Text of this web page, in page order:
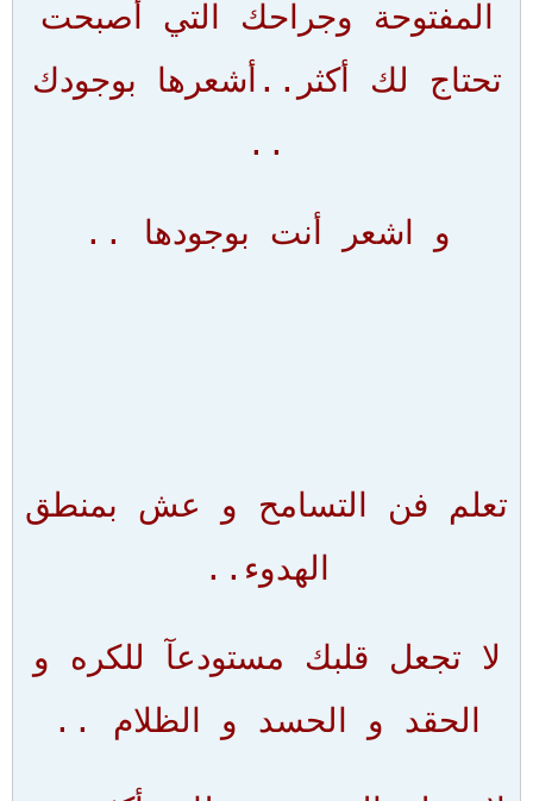
المفتوحة وجراحك التي أصبحت
تحتاج لك أكثر..أشعرها بوجودك
..
و اشعر أنت بوجودها ..
تعلم فن التسامح و عش بمنطق
الهدوء..
لا تجعل قلبك مستودعآ للكره و
الحقد و الحسد و الظلام ..